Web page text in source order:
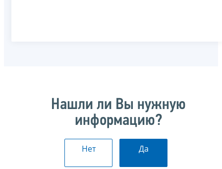
Нашли ли Вы нужную
информацию?
Нет Да